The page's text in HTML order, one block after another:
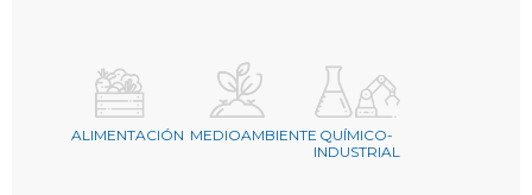
ALIMENTACIÓN MEDIOAMBIENTE QUÍMICO-
INDUSTRIAL